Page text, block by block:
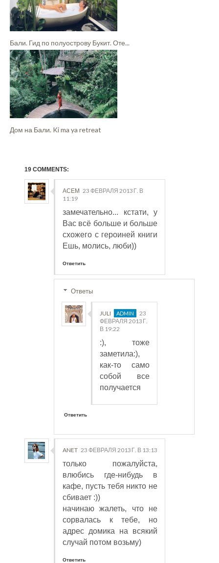
Бали. Гид по полуострову Букит. Оте...
Дом на Бали. Ki ma ya retreat
19 COMMENTS:
АСЕМ 23 ФЕВРАЛЯ 2013 Г. В
11:19
замечательно... кстати, у
Вас всё больше и больше
схожего с героиней книги
Ешь, молись, люби))
Ответить
Ответы
JULI
23
ФЕВРАЛЯ 2013 Г.
В 19:22
:), тоже
заметила:),
как-то само
собой все
получается
Ответить
ANET 23 ФЕВРАЛЯ 2013 Г. В 13:13
только пожалуйста,
влюбись где-нибудь в
кафе, пусть тебя никто не
сбивает :))
начинаю жалеть, что не
сорвалась к тебе, но
адрес домика на всякий
случай потом возьму)
Ответить